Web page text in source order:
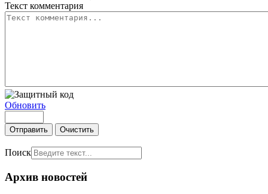
Текст комментария
Обновить
Отправить Очистить
Поиск
Архив новостей